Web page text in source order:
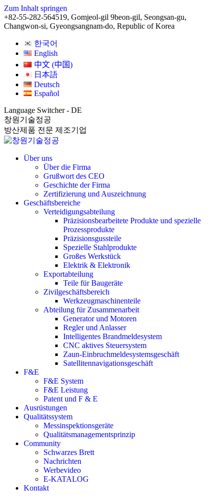
Zum Inhalt springen
+82-55-282-564519, Gomjeol-gil 9beon-gil, Seongsan-gu,
Changwon-si, Gyeongsangnam-do, Republic of Korea
한국어
English
中文 (中国)
日本語
Deutsch
Español
Language Switcher - DE
창원기술정공
방산제품 전문 제조기업
Über uns
Über die Firma
Grußwort des CEO
Geschichte der Firma
Zertifizierung und Auszeichnung
Geschäftsbereiche
Verteidigungsabteilung
Präzisionsbearbeitete Produkte und spezielle
Prozessprodukte
Präzisionsgussteile
Spezielle Stahlprodukte
Großes Werkstück
Elektrik & Elektronik
Exportabteilung
Teile für Baugeräte
Zivilgeschäftsbereich
Werkzeugmaschinenteile
Abteilung für Zusammenarbeit
Generator und Motoren
Regler und Anlasser
Intelligentes Brandmeldesystem
CNC aktives Steuersystem
Zaun-Einbruchmeldesystemsgeschäft
Satellitennavigationsgeschäft
F&E
F&E System
F&E Leistung
Patent und F & E
Ausrüstungen
Qualitätssystem
Messinspektionsgeräte
Qualitätsmanagementsprinzip
Community
Schwarzes Brett
Nachrichten
Werbevideo
E-KATALOG
Kontakt